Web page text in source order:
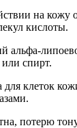
на
кислоты.
альфа-
спирт.
для клеток
потерю